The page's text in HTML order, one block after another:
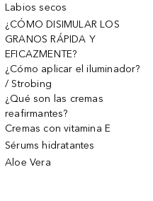
Labios secos
¿CÓMO DISIMULAR LOS
GRANOS RÁPIDA Y
EFICAZMENTE?
¿Cómo aplicar el iluminador?
/ Strobing
¿Qué son las cremas
reafirmantes?
Cremas con vitamina E
Sérums hidratantes
Aloe Vera